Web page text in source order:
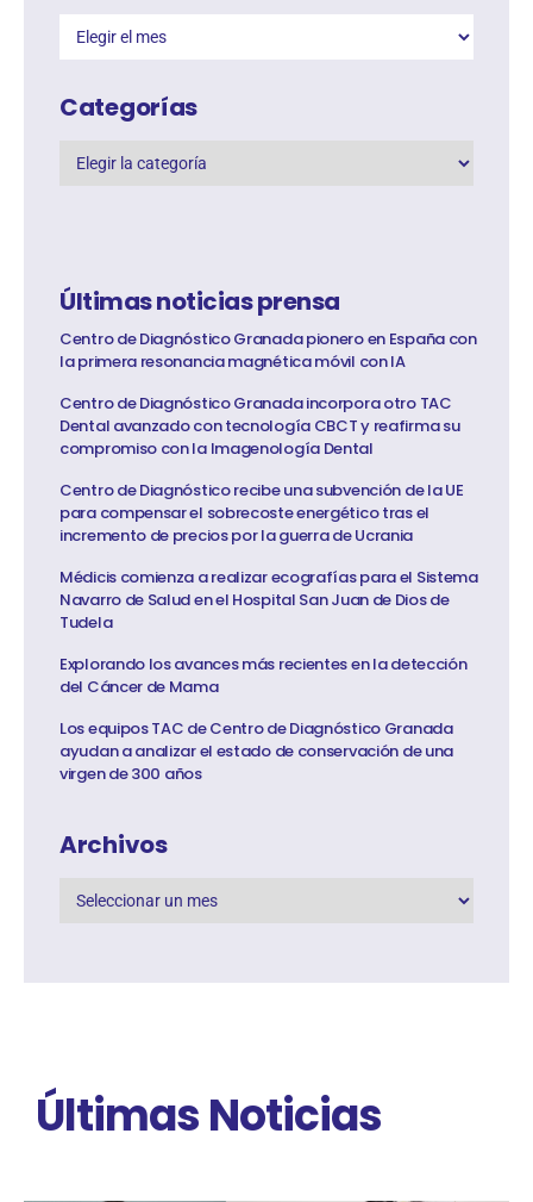
Categorías
Últimas noticias prensa
Centro de Diagnóstico Granada pionero en España con
la primera resonancia magnética móvil con IA
Centro de Diagnóstico Granada incorpora otro TAC
Dental avanzado con tecnología CBCT y reafirma su
compromiso con la Imagenología Dental
Centro de Diagnóstico recibe una subvención de la UE
para compensar el sobrecoste energético tras el
incremento de precios por la guerra de Ucrania
Médicis comienza a realizar ecografías para el Sistema
Navarro de Salud en el Hospital San Juan de Dios de
Tudela
Explorando los avances más recientes en la detección
del Cáncer de Mama
Los equipos TAC de Centro de Diagnóstico Granada
ayudan a analizar el estado de conservación de una
virgen de 300 años
Archivos
Últimas Noticias